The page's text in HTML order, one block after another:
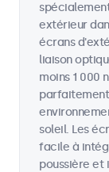
extérieur
écrans
liaison
moins 1 000
soleil. Les
facile à
poussière et